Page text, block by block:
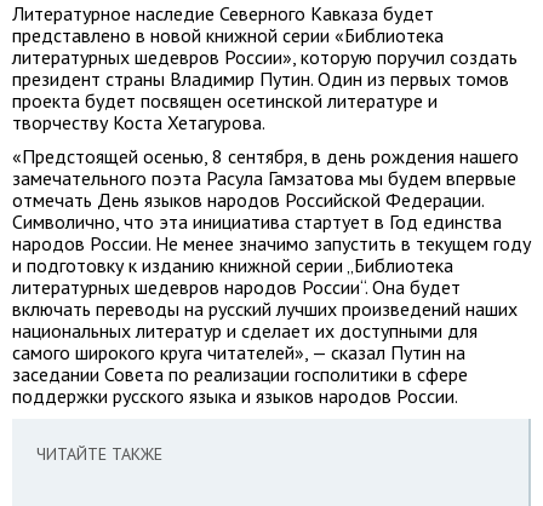
Литературное наследие Северного Кавказа будет
представлено в новой книжной серии «Библиотека
литературных шедевров России», которую поручил создать
президент страны Владимир Путин. Один из первых томов
проекта будет посвящен осетинской литературе и
творчеству Коста Хетагурова.
«Предстоящей осенью, 8 сентября, в день рождения нашего
замечательного поэта Расула Гамзатова мы будем впервые
отмечать День языков народов Российской Федерации.
Символично, что эта инициатива стартует в Год единства
народов России. Не менее значимо запустить в текущем году
и подготовку к изданию книжной серии „Библиотека
литературных шедевров народов России“. Она будет
включать переводы на русский лучших произведений наших
национальных литератур и сделает их доступными для
самого широкого круга читателей», — сказал Путин на
заседании Совета по реализации госполитики в сфере
поддержки русского языка и языков народов России.
ЧИТАЙТЕ ТАКЖЕ